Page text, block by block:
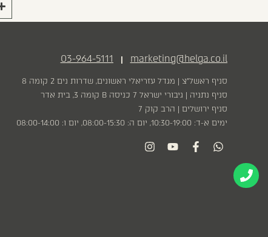
03-964-5111 | marketing@helga.co.il
סניף ראשל״צ | מגדל עזריאלי ראשונים, שדרות נים 2 קומה 8
סניף נתניה | גיבורי ישראל 7 כניסה B קומה 3, בית אדר
סניף ירושלים | הרב קוק 7
ימים א-ד: 10:30-19:00, יום ה: 08:00-15:30, יום ו: 08:00-14:00